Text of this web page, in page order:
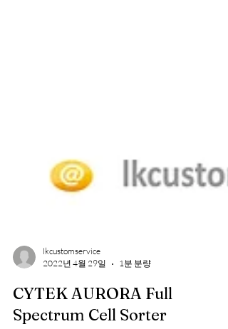
lkcustomservice
2022년 4월 29일
1분 분량